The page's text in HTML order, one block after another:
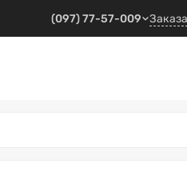
(097) 77-57-009